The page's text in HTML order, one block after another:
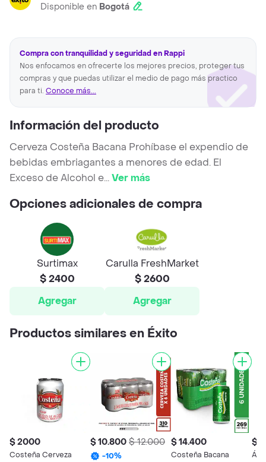
Disponible en Bogotá
Compra con tranquilidad y seguridad en Rappi
Nos enfocamos en ofrecerte los mejores precios, proteger tus
compras y que puedas utilizar el medio de pago más practico
para ti. Conoce más...
Información del producto
Cerveza Costeña Bacana Prohíbase el expendio de
bebidas embriagantes a menores de edad. El
Exceso de Alcohol e...Ver más
Opciones adicionales de compra
Surtimax
$ 2400
Agregar
Carulla FreshMarket
$ 2600
Agregar
Productos similares en Éxito
$ 2000
Costeña Cerveza
$ 10.800 $ 12.000
-10%
$ 14.400
Costeña Bacana
$